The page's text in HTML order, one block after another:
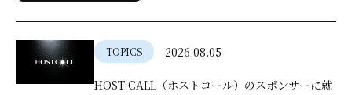
TOPICS 2026.08.05
HOST CALL（ホストコール）のスポンサーに就